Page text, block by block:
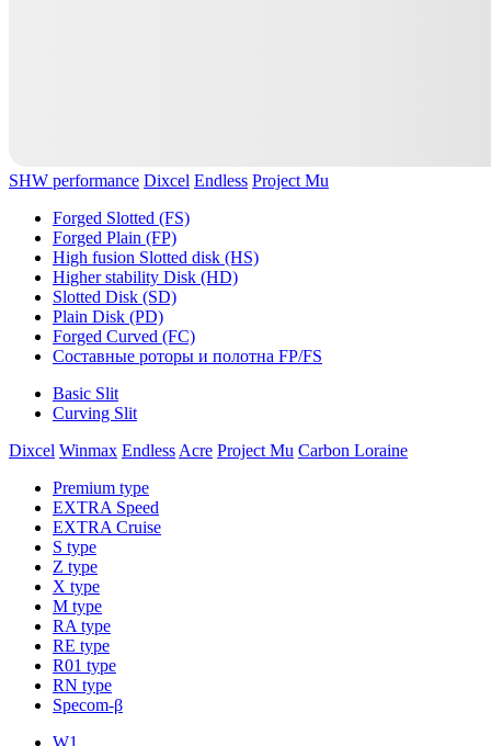
SHW performance Dixcel Endless Project Mu
Forged Slotted (FS)
Forged Plain (FP)
High fusion Slotted disk (HS)
Higher stability Disk (HD)
Slotted Disk (SD)
Plain Disk (PD)
Forged Curved (FC)
Составные роторы и полотна FP/FS
Basic Slit
Curving Slit
Dixcel Winmax Endless Acre Project Mu Carbon Loraine
Premium type
EXTRA Speed
EXTRA Cruise
S type
Z type
X type
M type
RA type
RE type
R01 type
RN type
Specom-β
W1